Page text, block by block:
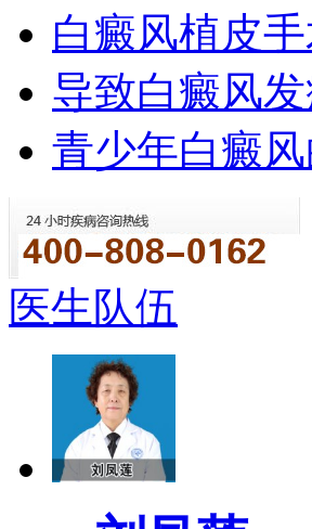
白癜风植皮
导致白癜风
青少年白癜
医生队伍